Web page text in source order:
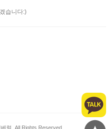
습니다:)
럴. All Rights Reserved.